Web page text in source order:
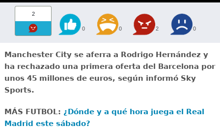
2
0 0 2 0
Manchester City se aferra a Rodrigo Hernández y
ha rechazado una primera oferta del Barcelona por
unos 45 millones de euros, según informó Sky
Sports.
MÁS FUTBOL: ¿Dónde y a qué hora juega el Real
Madrid este sábado?